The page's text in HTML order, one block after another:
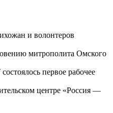
и волонтеров
митрополита Омского
первое рабочее
центре «Россия —